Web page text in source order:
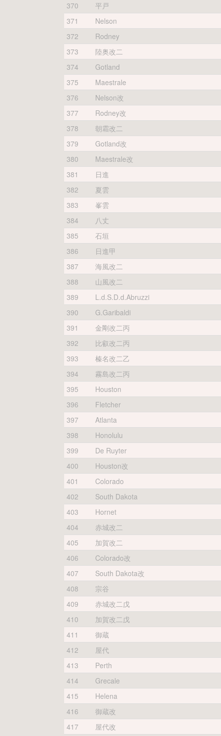
370
平戸
371
Nelson
372
Rodney
373
陸奥改二
374
Gotland
375
Maestrale
376
Nelson改
377
Rodney改
378
朝霜改二
379
Gotland改
380
Maestrale改
381
日進
382
夏雲
383
峯雲
384
八丈
385
石垣
386
日進甲
387
海風改二
388
山風改二
389
L.d.S.D.d.Abruzzi
390
G.Garibaldi
391
金剛改二丙
392
比叡改二丙
393
榛名改二乙
394
霧島改二丙
395
Houston
396
Fletcher
397
Atlanta
398
Honolulu
399
De Ruyter
400
Houston改
401
Colorado
402
South Dakota
403
Hornet
404
赤城改二
405
加賀改二
406
Colorado改
407
South Dakota改
408
宗谷
409
赤城改二戊
410
加賀改二戊
411
御蔵
412
屋代
413
Perth
414
Grecale
415
Helena
416
御蔵改
417
屋代改